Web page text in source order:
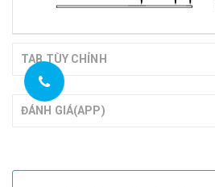
TAB TÙY CHỈNH
ĐÁNH GIÁ(APP)